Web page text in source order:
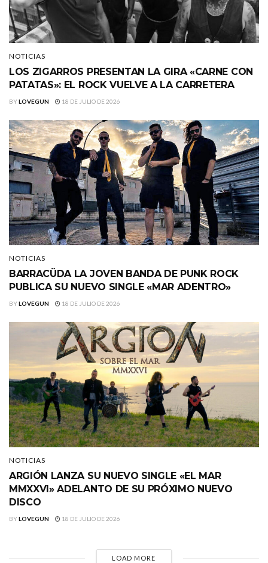
NOTICIAS
LOS ZIGARROS PRESENTAN LA GIRA «CARNE CON
PATATAS»: EL ROCK VUELVE A LA CARRETERA
BYLOVEGUN 18 DE JULIO DE 2026
NOTICIAS
BARRACÜDA LA JOVEN BANDA DE PUNK ROCK
PUBLICA SU NUEVO SINGLE «MAR ADENTRO»
BYLOVEGUN 18 DE JULIO DE 2026
NOTICIAS
ARGIÓN LANZA SU NUEVO SINGLE «EL MAR
MMXXVI» ADELANTO DE SU PRÓXIMO NUEVO
DISCO
BYLOVEGUN 18 DE JULIO DE 2026
LOAD MORE